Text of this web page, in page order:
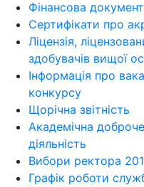
Фінансова
Сертифікати про
Ліцензія,
здобувачів вищої
Інформація про
конкурсу
Щорічна звітність
Академічна
діяльність
Вибори ректора
Графік роботи